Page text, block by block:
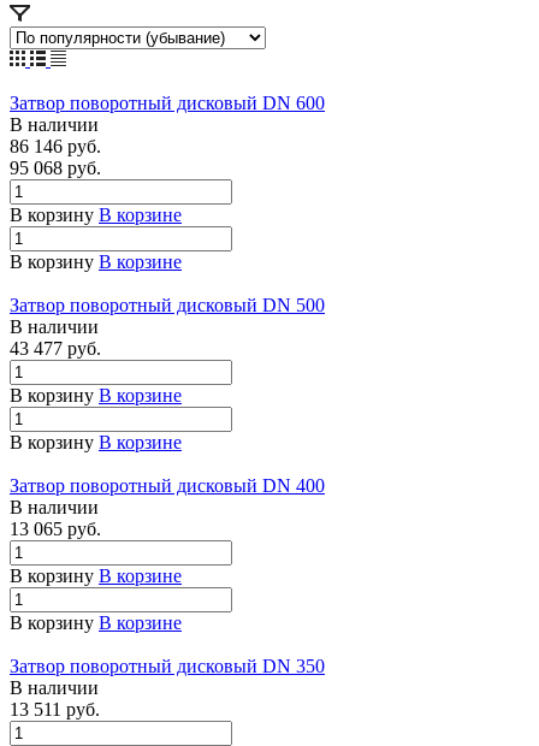
Затвор поворотный дисковый DN 600
В наличии
86 146 руб.
95 068 руб.
В корзину В корзине
В корзину В корзине
Затвор поворотный дисковый DN 500
В наличии
43 477 руб.
В корзину В корзине
В корзину В корзине
Затвор поворотный дисковый DN 400
В наличии
13 065 руб.
В корзину В корзине
В корзину В корзине
Затвор поворотный дисковый DN 350
В наличии
13 511 руб.